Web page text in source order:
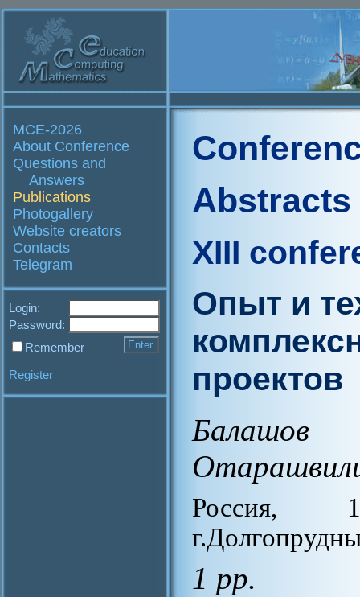
MCE-2026
About Conference
Questions and
Answers
Publications
Photogallery
Website creators
Contacts
Telegram
Login:
Password:
Remember
Register
Abstracts
XIII
Опыт и
проектов
Россия,
1 pp.